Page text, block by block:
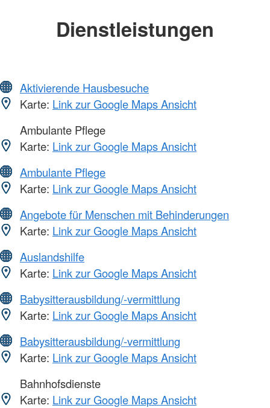
Dienstleistungen
Aktivierende Hausbesuche
Karte: Link zur Google Maps Ansicht
Ambulante Pflege
Karte: Link zur Google Maps Ansicht
Ambulante Pflege
Karte: Link zur Google Maps Ansicht
Angebote für Menschen mit Behinderungen
Karte: Link zur Google Maps Ansicht
Auslandshilfe
Karte: Link zur Google Maps Ansicht
Babysitterausbildung/-vermittlung
Karte: Link zur Google Maps Ansicht
Babysitterausbildung/-vermittlung
Karte: Link zur Google Maps Ansicht
Bahnhofsdienste
Karte: Link zur Google Maps Ansicht